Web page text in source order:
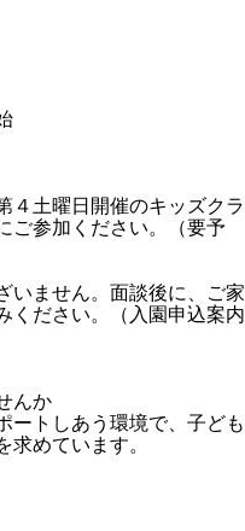
４土曜日開催のキッズクラ
ご参加ください。（要予
いません。面談後に、ご家
ください。（入園申込案内
んか
ートしあう環境で、子ども
求めています。